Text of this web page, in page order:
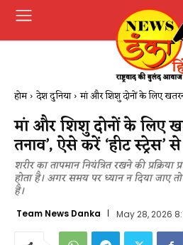
होम देश दुनिया मां और शिशु दोनों के लिए
मां और शिशु दोनों के लिए
तनाव’, ऐसे करें ‘हीट स्ट्रेस’
शरीर का तापमान नियंत्रित रखने की प्रक्रिया
होता है। अगर समय पर ध्यान न दिया जाए
है।
Team News Danka May 28, 2026